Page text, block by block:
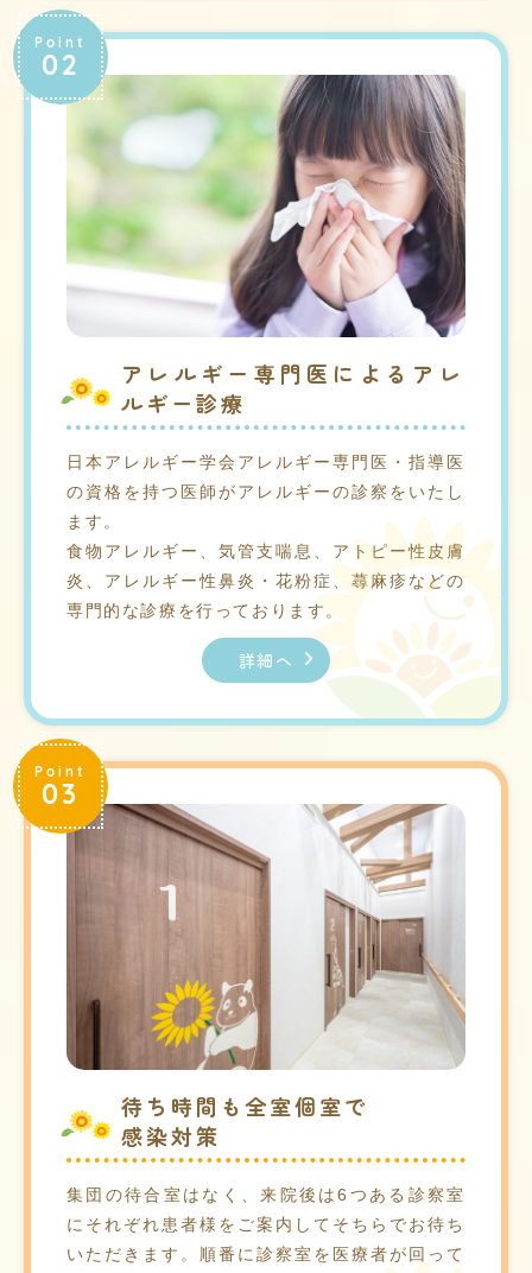
Point
02
アレルギー専門医によるアレ
ルギー診療
日本アレルギー学会アレルギー専門医・指導医
の資格を持つ医師がアレルギーの診察をいたし
ます。
食物アレルギー、気管支喘息、アトピー性皮膚
炎、アレルギー性鼻炎・花粉症、蕁麻疹などの
専門的な診療を行っております。
詳細へ
Point
03
待ち時間も全室個室で
感染対策
集団の待合室はなく、来院後は6つある診察室
にそれぞれ患者様をご案内してそちらでお待ち
いただきます。順番に診察室を医療者が回って